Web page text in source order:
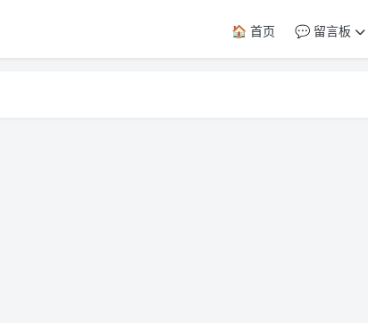
🏠️ 首页 💬 留言板